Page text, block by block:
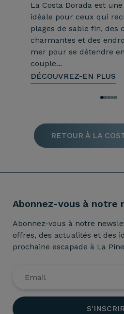
La Costa Dorada est
idéale pour ceux qui
plages de sable fin, des
charmantes et des
mer pour se détendre
couple...
DÉCOUVREZ-EN PLUS
RETOUR À LA
Abonnez-vous à notre
Abonnez-vous à notre
offres, des actualités et des
prochaine escapade à La